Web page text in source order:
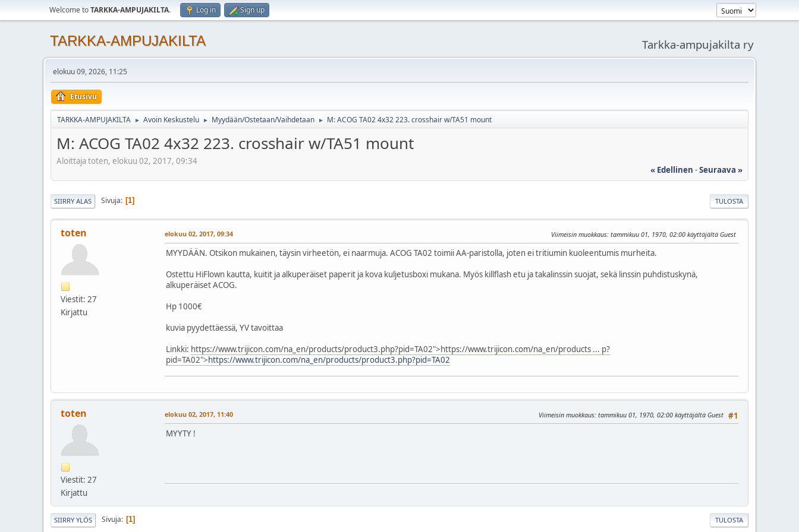
Welcome toTARKKA-AMPUJAKILTA. Log in Sign up
TARKKA-AMPUJAKILTA Tarkka-ampujakilta ry
elokuu 09, 2026, 11:25
Etusivu
TARKKA-AMPUJAKILTA ► Avoin Keskustelu ► Myydään/Ostetaan/Vaihdetaan ► M: ACOG TA02 4x32 223. crosshair w/TA51 mount
M: ACOG TA02 4x32 223. crosshair w/TA51 mount
Aloittaja toten, elokuu 02, 2017, 09:34
« Edellinen -Seuraava »
TULOSTA
SIIRRY ALAS Sivuja 1
toten
Viestit: 27
Kirjattu
elokuu 02, 2017, 09:34 Viimeisin muokkaus: tammikuu 01, 1970, 02:00 käyttäjältä Guest
MYYDÄÄN. Otsikon mukainen, täysin virheetön, ei naarmuja. ACOG TA02 toimii AA-paristolla, joten ei tritiumin kuoleentumis murheita.
Ostettu HiFlown kautta, kuitit ja alkuperäiset paperit ja kova kuljetusboxi mukana. Myös killflash etu ja takalinssin suojat, sekä linssin puhdistuskynä,
alkuperäiset ACOG.
Hp 1000€
kuvia pyydettäessä, YV tavoittaa
Linkki: https://www.trijicon.com/na_en/products/product3.php?pid=TA02">https://www.trijicon.com/na_en/products ... p?
pid=TA02">https://www.trijicon.com/na_en/products/product3.php?pid=TA02
toten
Viestit: 27
Kirjattu
#1
elokuu 02, 2017, 11:40 Viimeisin muokkaus: tammikuu 01, 1970, 02:00 käyttäjältä Guest
MYYTY !
TULOSTA
SIIRRY YLÖS Sivuja 1